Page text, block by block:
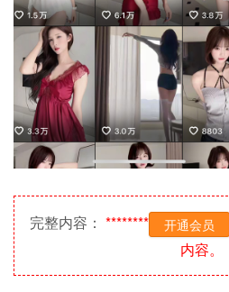
完整内容： ******** 开通会员
内容。